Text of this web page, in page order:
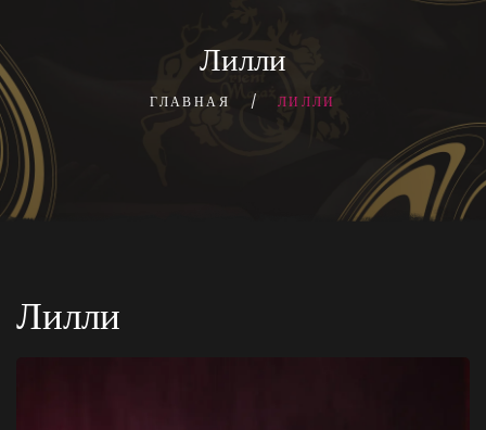
Лилли
ГЛАВНАЯ ЛИЛЛИ
Лилли